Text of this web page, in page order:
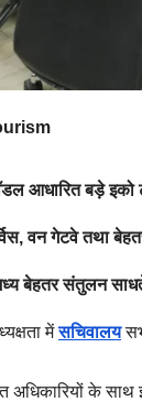
आधारित बड़े
वन गेटवे तथा
बेहतर संतुलन साधते
मेंसचिवालय
अधिकारियों के साथ